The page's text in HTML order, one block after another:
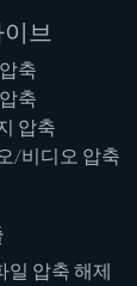
브
축
축
압축
/비디오 압축
일 압축 해제